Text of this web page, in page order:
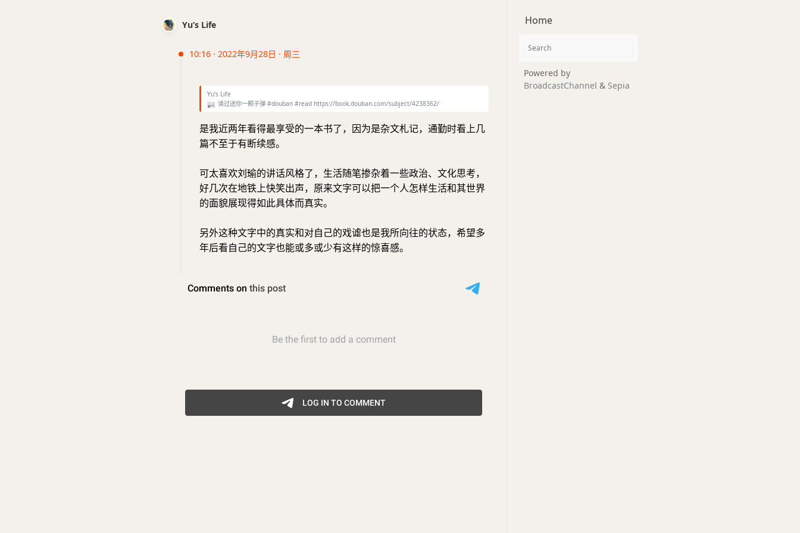
Yu’s Life
10:16 · 2022年9月28日 · 周三
Yu’s Life
📖 读过送你一颗子弹 #douban #read https://book.douban.com/subject/4238362/
是我近两年看得最享受的一本书了，因为是杂文札记，通勤时看上几
篇不至于有断续感。
可太喜欢刘瑜的讲话风格了，生活随笔掺杂着一些政治、文化思考，
好几次在地铁上快笑出声，原来文字可以把一个人怎样生活和其世界
的面貌展现得如此具体而真实。
另外这种文字中的真实和对自己的戏谑也是我所向往的状态，希望多
年后看自己的文字也能或多或少有这样的惊喜感。
Home
Powered by
BroadcastChannel & Sepia